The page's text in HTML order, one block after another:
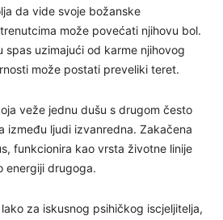
da vide svoje božanske
može povećati njihovu bol.
spas uzimajući od karme njihovog
može postati preveliki teret.
veže jednu dušu s drugom često
između ljudi izvanredna. Zakačena
funkcionira kao vrsta životne linije
energiji drugoga.
za iskusnog psihičkog iscjeljitelja,